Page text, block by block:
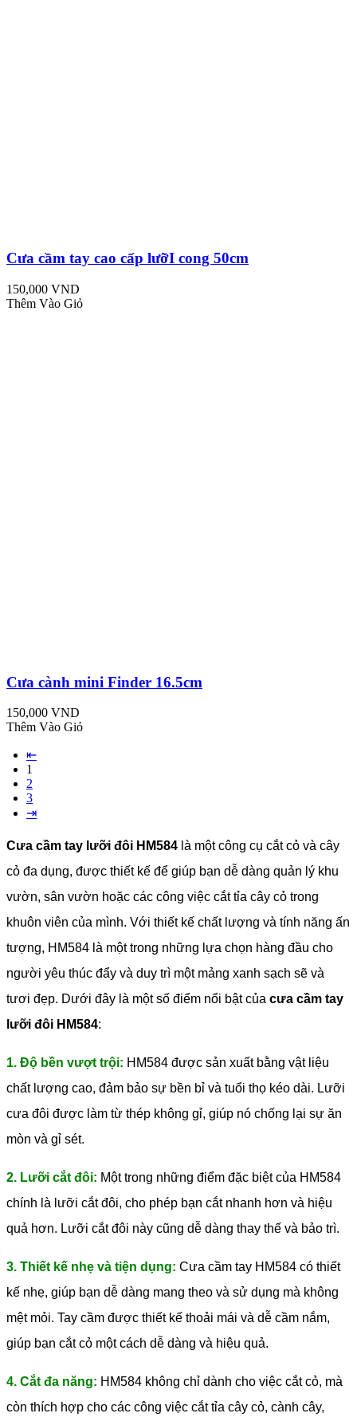
Cưa cầm tay cao cấp lưỡI cong 50cm
150,000 VND
Thêm Vào Giỏ
Cưa cành mini Finder 16.5cm
150,000 VND
Thêm Vào Giỏ
⇤
1
2
3
⇥
Cưa cầm tay lưỡi đôi HM584 là một công cụ cắt cỏ và cây
cỏ đa dụng, được thiết kế để giúp bạn dễ dàng quản lý khu
vườn, sân vườn hoặc các công việc cắt tỉa cây cỏ trong
khuôn viên của mình. Với thiết kế chất lượng và tính năng ấn
tượng, HM584 là một trong những lựa chọn hàng đầu cho
người yêu thúc đẩy và duy trì một mảng xanh sạch sẽ và
tươi đẹp. Dưới đây là một số điểm nổi bật của cưa cầm tay
lưỡi đôi HM584:
1. Độ bền vượt trội: HM584 được sản xuất bằng vật liệu
chất lượng cao, đảm bảo sự bền bỉ và tuổi thọ kéo dài. Lưỡi
cưa đôi được làm từ thép không gỉ, giúp nó chống lại sự ăn
mòn và gỉ sét.
2. Lưỡi cắt đôi: Một trong những điểm đặc biệt của HM584
chính là lưỡi cắt đôi, cho phép bạn cắt nhanh hơn và hiệu
quả hơn. Lưỡi cắt đôi này cũng dễ dàng thay thế và bảo trì.
3. Thiết kế nhẹ và tiện dụng: Cưa cầm tay HM584 có thiết
kế nhẹ, giúp bạn dễ dàng mang theo và sử dụng mà không
mệt mỏi. Tay cầm được thiết kế thoải mái và dễ cầm nắm,
giúp bạn cắt cỏ một cách dễ dàng và hiệu quả.
4. Cắt đa năng: HM584 không chỉ dành cho việc cắt cỏ, mà
còn thích hợp cho các công việc cắt tỉa cây cỏ, cành cây,